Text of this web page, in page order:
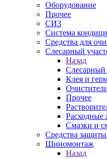
Оборудование
Прочее
СИЗ
Система
Средства для
Слесарный
Назад
Слесарный
Клея и
Прочее
Расходные
Смазки и
Средства
Шиномонтаж
Назад